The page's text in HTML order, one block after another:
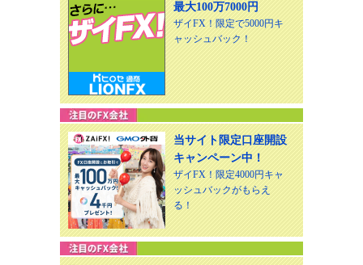
最大100万7000円
ザイFX！限定で5000円キ
ャッシュバック！
当サイト限定口座開設
キャンペーン中！
ザイFX！限定4000円キャ
ッシュバックがもらえ
る！